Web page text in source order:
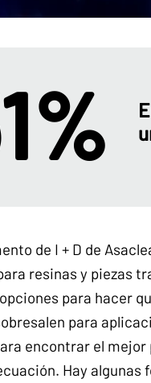
de I + D de
resinas y piezas
para hacer
para
encontrar el
Hay